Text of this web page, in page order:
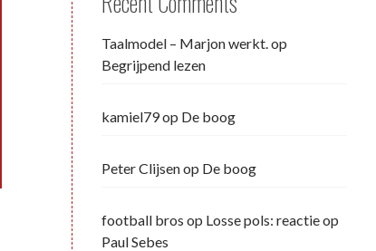
Taalmodel – Marjon werkt.op
Begrijpend lezen
kamiel79op De boog
Peter Clijsenop De boog
football bros op Losse pols: reactie op
Paul Sebes